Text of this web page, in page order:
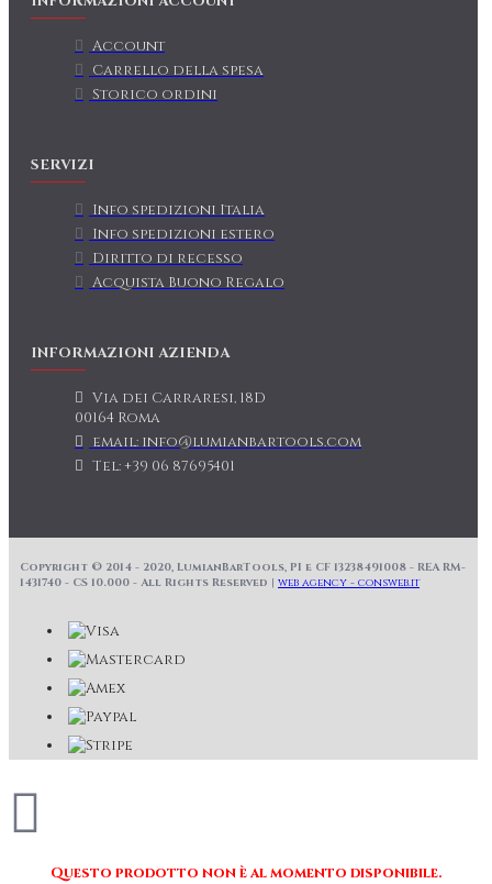
Account
Carrello della spesa
Storico ordini
SERVIZI
Info spedizioni Italia
Info spedizioni estero
Diritto di recesso
Acquista Buono Regalo
INFORMAZIONI AZIENDA
Via dei Carraresi, 18D
00164 Roma
email: info@lumianbartools.com
Tel: +39 06 87695401
Copyright © 2014 - 2020, LumianBarTools, PI e CF 13238491008 - REA RM-
1431740 - CS 10.000 - All Rights Reserved | web agency - consweb.it
Questo prodotto non è al momento disponibile.